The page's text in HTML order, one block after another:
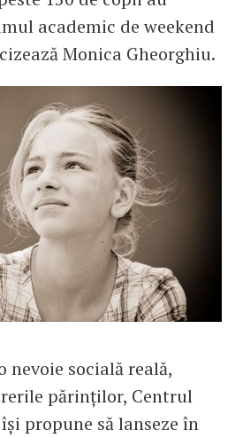
academic de weekend
Monica Gheorghiu.
nevoie socială reală,
părinților, Centrul
propune să lanseze în